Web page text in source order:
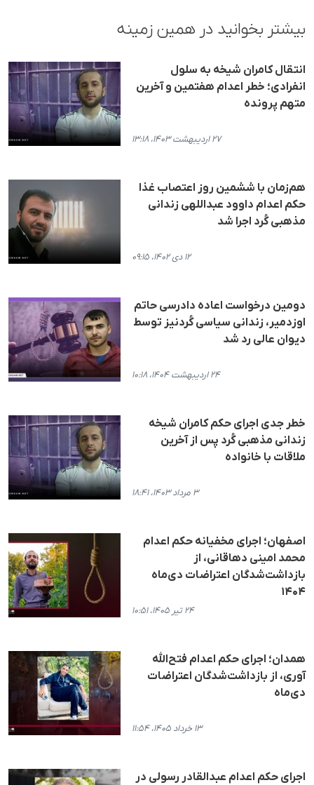
بیشتر بخوانید در همین زمینه
انتقال کامران شیخه به سلول
انفرادی؛ خطر اعدام هفتمین و آخرین
متهم پرونده
۲۷ اردیبهشت ۱۴۰۳، ۱۳:۱۸
هم‌زمان با ششمین روز اعتصاب غذا
حکم اعدام داوود عبداللهی زندانی
مذهبی کُرد اجرا شد
۱۲ دی ۱۴۰۲، ۰۹:۱۵
دومین درخواست اعاده دادرسی حاتم
اوزدمیر، زندانی سیاسی کُردنیز توسط
دیوان عالی رد شد
۲۴ اردیبهشت ۱۴۰۴، ۱۰:۱۸
خطر جدی اجرای حکم کامران شیخه
زندانی مذهبی کُرد پس از آخرین
ملاقات با خانواده
۳ مرداد ۱۴۰۳، ۱۸:۴۱
اصفهان؛ اجرای مخفیانه حکم اعدام
محمد امینی دهاقانی، از
بازداشت‌شدگان اعتراضات دی‌ماه
۱۴۰۴
۲۴ تیر ۱۴۰۵، ۱۰:۵۱
همدان؛ اجرای حکم اعدام فتح‌الله
آوری، از بازداشت‌شدگان اعتراضات
دی‌ماه
۱۳ خرداد ۱۴۰۵، ۱۱:۵۴
اجرای حکم اعدام عبدالقادر رسولی در